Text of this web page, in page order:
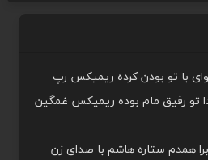
با تو بودن کرده ریمیکس رپ
تو رفیق مام بوده ریمیکس غمگین
همدم ستاره هاشم با صدای زن